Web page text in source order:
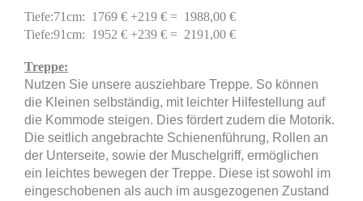
Tiefe:71cm: 1769 € +219 € = 1988,00 €
Tiefe:91cm: 1952 € +239 € = 2191,00 €
Treppe:
Nutzen Sie unsere ausziehbare Treppe. So können
die Kleinen selbständig, mit leichter Hilfestellung auf
die Kommode steigen. Dies fördert zudem die Motorik.
Die seitlich angebrachte Schienenführung, Rollen an
der Unterseite, sowie der Muschelgriff, ermöglichen
ein leichtes bewegen der Treppe. Diese ist sowohl im
eingeschobenen als auch im ausgezogenen Zustand